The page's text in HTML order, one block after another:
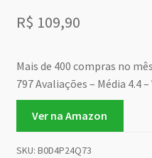
R$ 109,90
Mais de 400 compras no
797 Avaliações – Média 4.4 –
Ver na Amazon
SKU: B0D4P24Q73